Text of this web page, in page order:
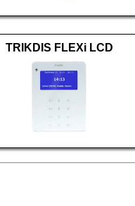
TRIKDIS FLEXi LCD